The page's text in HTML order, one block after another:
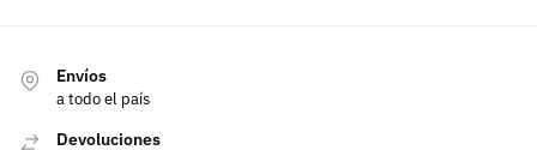
Envíos
a todo el país
Devoluciones